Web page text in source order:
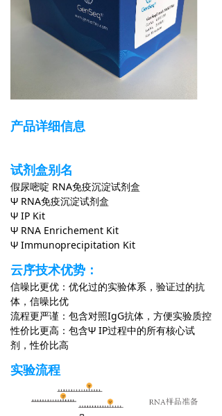
产品详细信息
试剂盒别名
假尿嘧啶 RNA免疫沉淀试剂盒
Ψ RNA免疫沉淀试剂盒
Ψ IP Kit
Ψ RNA Enrichement Kit
Ψ Immunoprecipitation Kit
云序技术优势：
信噪比更优：优化过的实验体系，验证过的抗
体，信噪比优
流程更严谨：包含对照IgG抗体，方便实验质控
性价比更高：包含Ψ IP过程中的所有核心试
剂，性价比高
实验流程